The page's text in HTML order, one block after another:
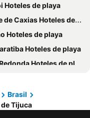
Copacabana Hotel
Excelsior Copacabana
Florida Hotel
Oceanico
Copacabana
Palace
Rio de Janeiro Centro
Hoteles de playa
Caxias Hoteles de playa
Hoteles de playa
Hoteles de playa
Hoteles de playa
Hoteles de playa
Hoteles de playa
Brasil
Tijuca